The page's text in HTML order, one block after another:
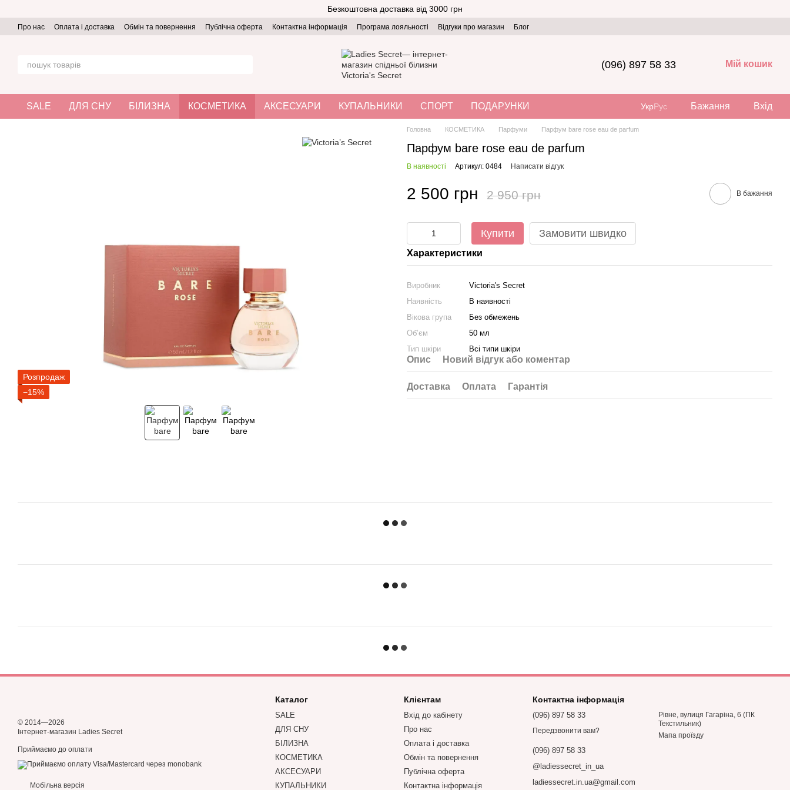
Безкоштовна доставка від 3000 грн
Про нас Оплата і доставка Обмін та повернення Публічна оферта Контактна інформація Програма лояльності Відгуки про магазин Блог
(096) 897 58 33 Мій кошик
SALE ДЛЯ СНУ БІЛИЗНА КОСМЕТИКА АКСЕСУАРИ КУПАЛЬНИКИ СПОРТ ПОДАРУНКИ УкрРус Бажання Вхід
Розпродаж
−15%
Головна КОСМЕТИКА Парфуми Парфум bare rose eau de parfum
Парфум bare rose eau de parfum
В наявності Артикул: 0484 Написати відгук
2 500 грн 2 950 грн В бажання
Купити Замовити швидко
Характеристики
Виробник
Victoria's Secret
Наявність
В наявності
Вікова група
Без обмежень
Об’єм
50 мл
Тип шкіри
Всі типи шкіри
Опис Новий відгук або коментар
Доставка Оплата Гарантія
© 2014—2026
Інтернет-магазин Ladies Secret
Приймаємо до оплати
Мобільна версія
Каталог
SALE
ДЛЯ СНУ
БІЛИЗНА
КОСМЕТИКА
АКСЕСУАРИ
КУПАЛЬНИКИ
Клієнтам
Вхід до кабінету
Про нас
Оплата і доставка
Обмін та повернення
Публічна оферта
Контактна інформація
Контактна інформація
(096) 897 58 33
Передзвонити вам?
(096) 897 58 33
@ladiessecret_in_ua
ladiessecret.in.ua@gmail.com
Рівне, вулиця Гагаріна, 6 (ПК
Текстильник)
Мапа проїзду